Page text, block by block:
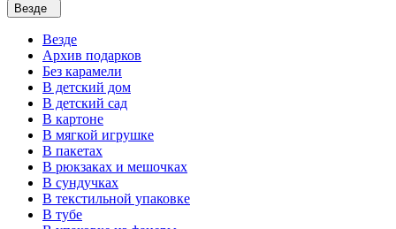
Везде
Везде
Архив подарков
Без карамели
В детский дом
В детский сад
В картоне
В мягкой игрушке
В пакетах
В рюкзаках и мешочках
В сундучках
В текстильной упаковке
В тубе